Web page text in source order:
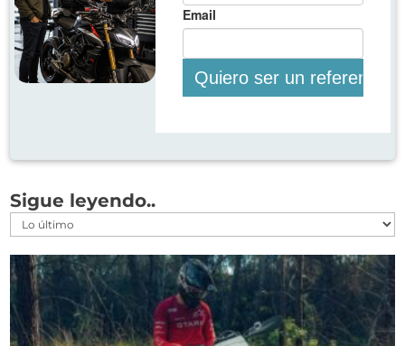
Sigue leyendo..